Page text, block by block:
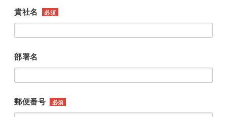
貴社名 必須
部署名
郵便番号 必須